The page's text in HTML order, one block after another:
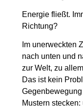
Energie fließt.
Richtung?
Im unerweckten
nach unten und
zur Welt, zu
Das ist kein
Mustern